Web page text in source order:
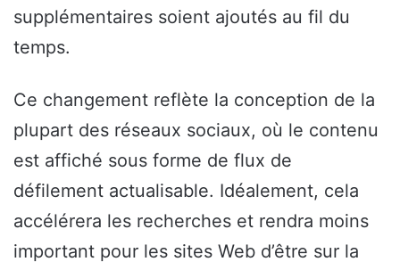
supplémentaires soient ajoutés au fil du
temps.
Ce changement reflète la conception de la
plupart des réseaux sociaux, où le contenu
est affiché sous forme de flux de
défilement actualisable. Idéalement, cela
accélérera les recherches et rendra moins
important pour les sites Web d’être sur la